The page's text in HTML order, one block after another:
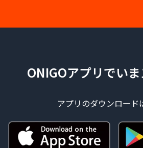
ONIGOアプリでい
アプリのダウンロード